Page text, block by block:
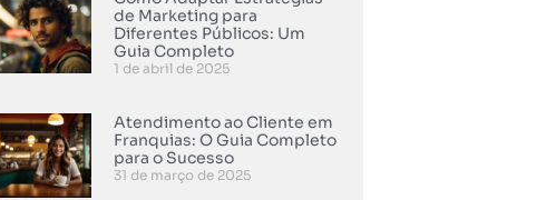
de Marketing para
Diferentes Públicos: Um
Guia Completo
1 de abril de 2025
Atendimento ao Cliente em
Franquias: O Guia Completo
para o Sucesso
31 de março de 2025